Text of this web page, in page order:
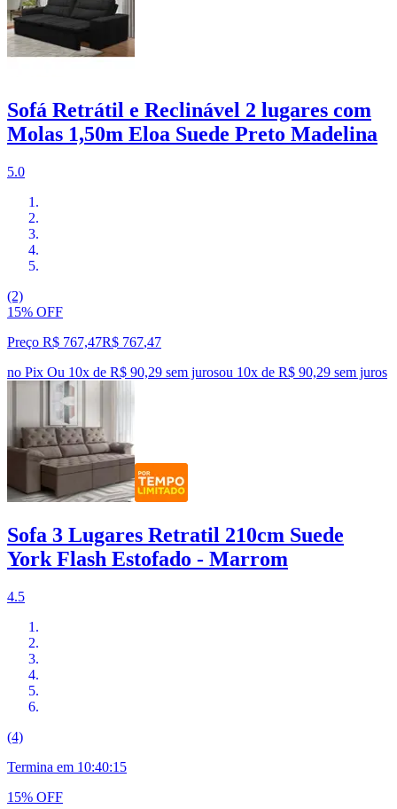
Sofá Retrátil e Reclinável 2 lugares com
Molas 1,50m Eloa Suede Preto Madelina
5.0
(2)
15% OFF
Preço R$ 767,47R$ 767,47
no Pix Ou 10x de R$ 90,29 sem jurosou 10x de R$ 90,29 sem juros
Sofa 3 Lugares Retratil 210cm Suede
York Flash Estofado - Marrom
4.5
(4)
Termina em 10:40:14
15% OFF